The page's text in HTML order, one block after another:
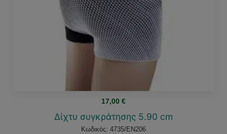
17,00 €
Δίχτυ συγκράτησης 5.90 cm
Κωδικός: 4735/EN206